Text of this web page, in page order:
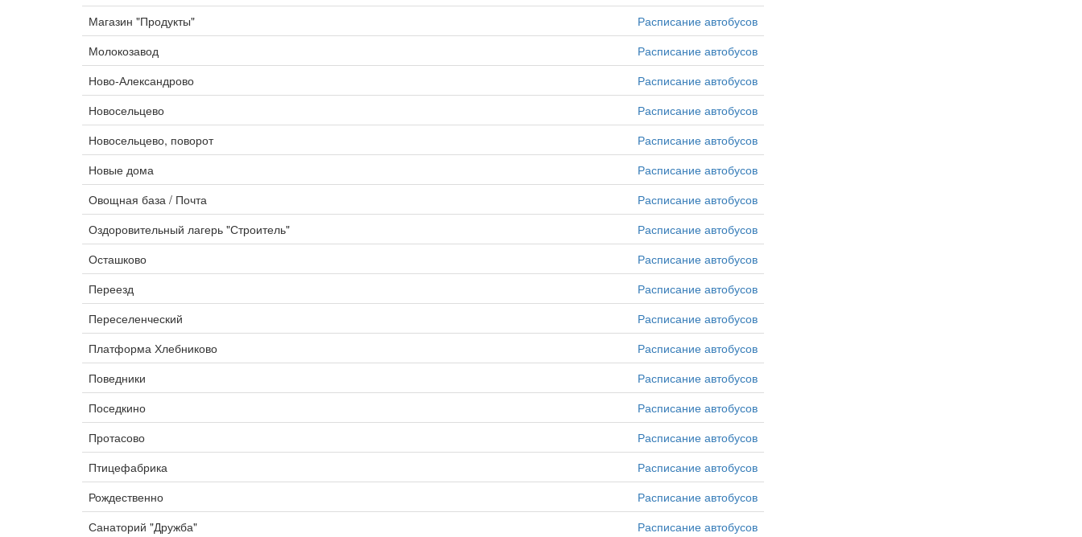
Магазин "Продукты"
Расписание автобусов
Молокозавод
Расписание автобусов
Ново-Александрово
Расписание автобусов
Новосельцево
Расписание автобусов
Новосельцево, поворот
Расписание автобусов
Новые дома
Расписание автобусов
Овощная база / Почта
Расписание автобусов
Оздоровительный лагерь "Строитель"
Расписание автобусов
Осташково
Расписание автобусов
Переезд
Расписание автобусов
Переселенческий
Расписание автобусов
Платформа Хлебниково
Расписание автобусов
Поведники
Расписание автобусов
Поседкино
Расписание автобусов
Протасово
Расписание автобусов
Птицефабрика
Расписание автобусов
Рождественно
Расписание автобусов
Санаторий "Дружба"
Расписание автобусов